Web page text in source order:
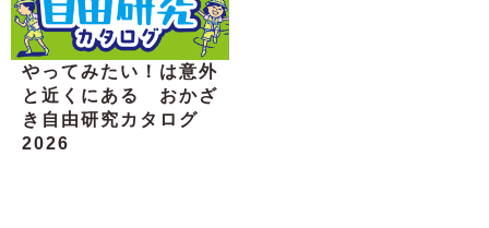
やってみたい！は意外
と近くにある おかざ
き自由研究カタログ
2026